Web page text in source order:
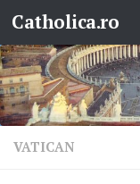
Skip to content
Catholica.ro
VATICAN